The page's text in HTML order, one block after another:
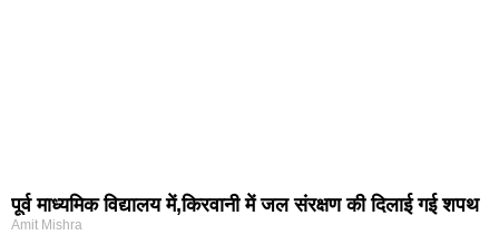
पूर्व माध्यमिक विद्यालय में,किरवानी में जल संरक्षण की दिलाई गई शपथ
Amit Mishra